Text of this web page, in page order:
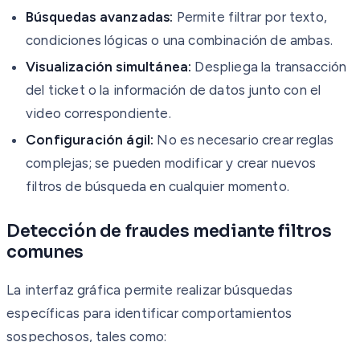
Búsquedas avanzadas: Permite filtrar por texto,
condiciones lógicas o una combinación de ambas.
Visualización simultánea: Despliega la transacción
del ticket o la información de datos junto con el
video correspondiente.
Configuración ágil: No es necesario crear reglas
complejas; se pueden modificar y crear nuevos
filtros de búsqueda en cualquier momento.
Detección de fraudes mediante filtros
comunes
La interfaz gráfica permite realizar búsquedas
específicas para identificar comportamientos
sospechosos, tales como: